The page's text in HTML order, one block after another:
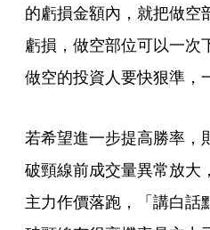
的虧損金額內，就把做空
虧損，做空部位可以一次
做空的投資人要快狠準，
若希望進一步提高勝率，
破頸線前成交量異常放大
主力作價落跑，「講白話